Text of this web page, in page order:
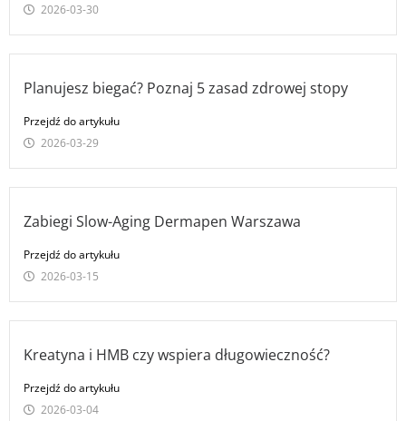
2026-03-30
Planujesz biegać? Poznaj 5 zasad zdrowej stopy
Przejdź do artykułu
2026-03-29
Zabiegi Slow-Aging Dermapen Warszawa
Przejdź do artykułu
2026-03-15
Kreatyna i HMB czy wspiera długowieczność?
Przejdź do artykułu
2026-03-04